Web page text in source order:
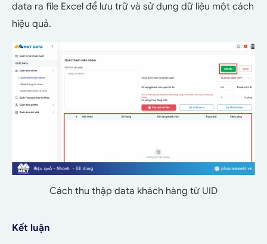
data ra file Excel để lưu trữ và sử dụng dữ liệu một cách
hiệu quả.
Cách thu thập data khách hàng từ UID
Kết luận